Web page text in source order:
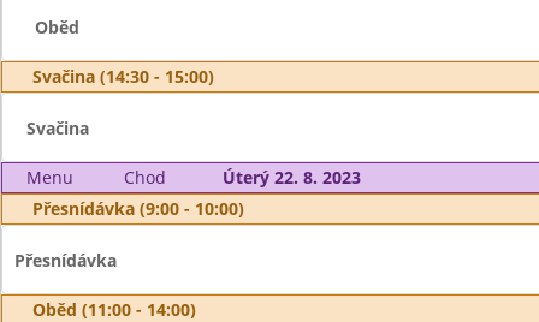
Oběd
Svačina (14:30 - 15:00)
Svačina
Menu Chod
Úterý 22. 8. 2023
Přesnídávka (9:00 - 10:00)
Přesnídávka
Oběd (11:00 - 14:00)